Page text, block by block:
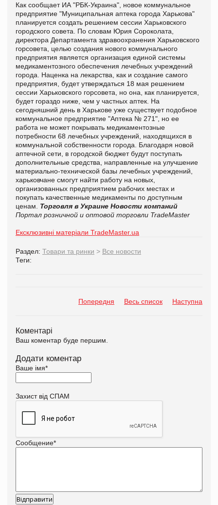
Как сообщает ИА "РБК-Украина", новое коммунальное
предприятие "Муниципальная аптека города Харькова"
планируется создать решением сессии Харьковского
городского совета. По словам Юрия Сороколата,
директора Департамента здравоохранения Харьковского
горсовета, целью создания нового коммунального
предприятия является организация единой системы
медикаментозного обеспечения лечебных учреждений
города. Наценка на лекарства, как и создание самого
предприятия, будет утверждаться 18 мая решением
сессии Харьковского горсовета, но она, как планируется,
будет гораздо ниже, чем у частных аптек. На
сегодняшний день в Харькове уже существует подобное
коммунальное предприятие "Аптека № 271", но ее
работа не может покрывать медикаментозные
потребности 68 лечебных учреждений, находящихся в
коммунальной собственности города. Благодаря новой
аптечной сети, в городской бюджет будут поступать
дополнительные средства, направленные на улучшение
материально-технической базы лечебных учреждений,
харьковчане смогут найти работу на новых,
организованных предприятием рабочих местах и
покупать качественные медикаменты по доступным
ценам. Торговля в Украине Новости компаний
Портал розничной и оптовой торговли TradeMaster
Ексклюзивні матеріали TradeMaster.ua
Раздел: Товари та ринки > Все новости
Теги:
Попередня Весь список Наступна
Коментарі
Ваш коментар буде першим.
Додати коментар
Ваше імя*
Захист від СПАМ
Сообщение*